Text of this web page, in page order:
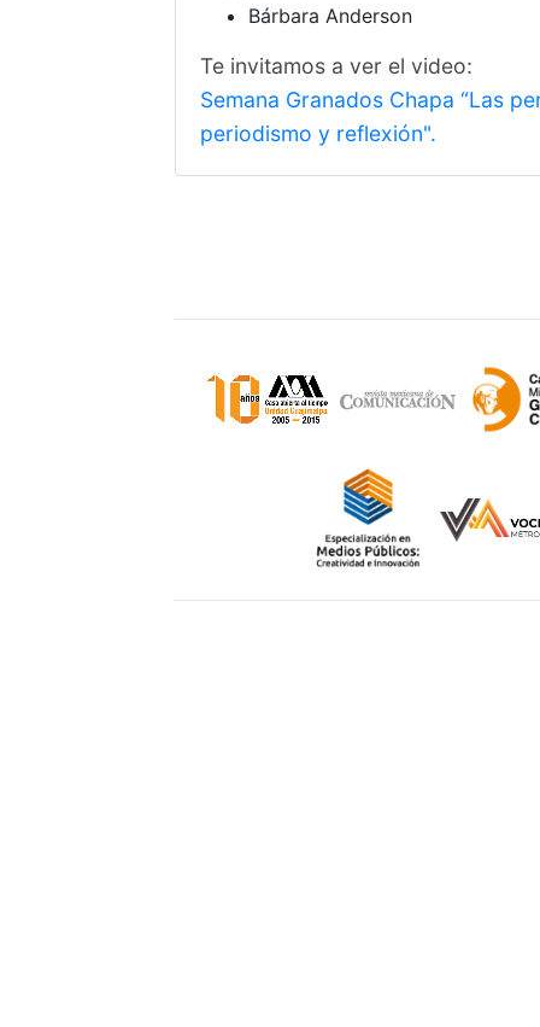
Bárbara Anderson
Te invitamos a ver el video:
Semana Granados Chapa “Las
periodismo y reflexión".